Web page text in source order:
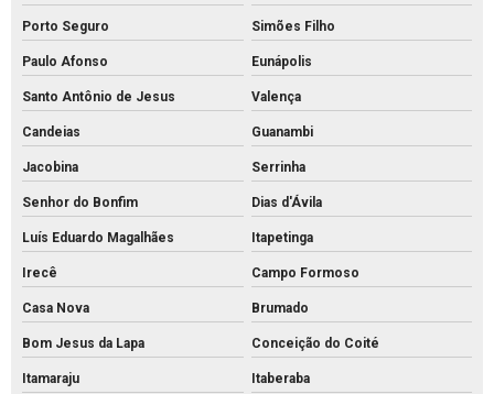
Porto Seguro Simões Filho
Paulo Afonso Eunápolis
Santo Antônio de Jesus Valença
Candeias Guanambi
Jacobina Serrinha
Senhor do Bonfim Dias d'Ávila
Luís Eduardo Magalhães Itapetinga
Irecê Campo Formoso
Casa Nova Brumado
Bom Jesus da Lapa Conceição do Coité
Itamaraju Itaberaba